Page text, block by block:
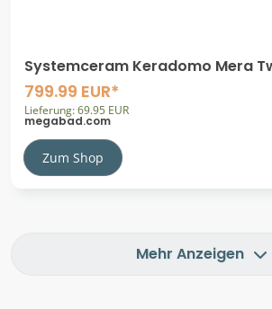
Systemceram Keradomo Mera
für flächenbündigen Einbau mit
Handbetätigung, ohne
799.99 EUR*
Lieferung: 69.95 EUR
megabad.com
Zum Shop
Mehr Anzeigen